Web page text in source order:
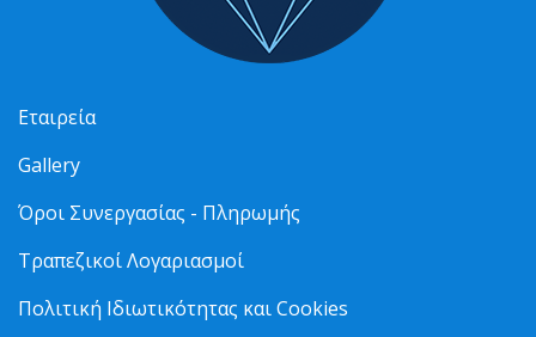
Εταιρεία
Gallery
Όροι Συνεργασίας - Πληρωμής
Τραπεζικοί Λογαριασμοί
Πολιτική Ιδιωτικότητας και Cookies